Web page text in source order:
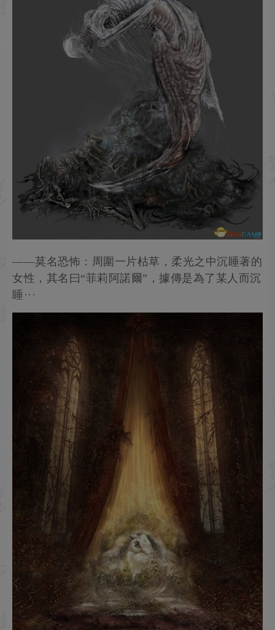
——莫名恐怖：周圍一片枯草，柔光之中沉睡著的
女性，其名曰“菲莉阿諾爾”，據傳是為了某人而沉
睡···